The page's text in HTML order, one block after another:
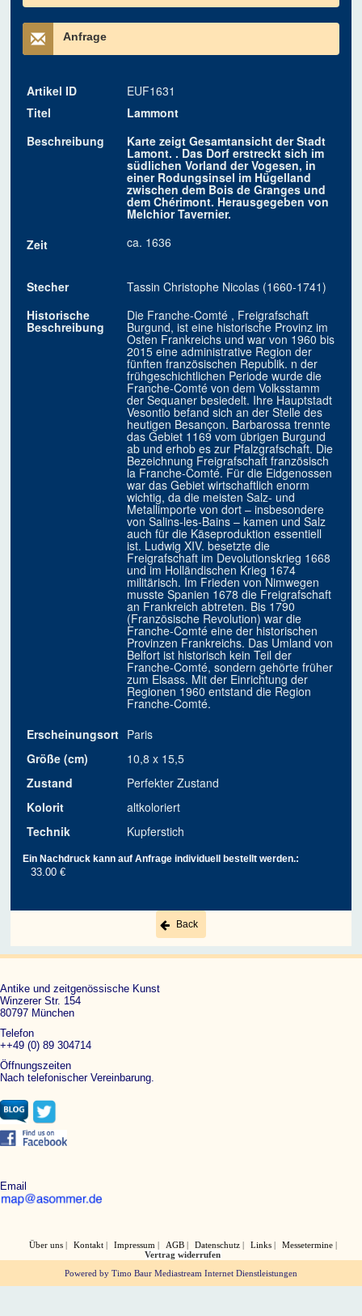
Anfrage
Artikel ID
EUF1631
Titel
Lammont
Beschreibung
Karte zeigt Gesamtansicht der Stadt
Lamont. . Das Dorf erstreckt sich im
südlichen Vorland der Vogesen, in
einer Rodungsinsel im Hügelland
zwischen dem Bois de Granges und
dem Chérimont. Herausgegeben von
Melchior Tavernier.
Zeit
ca. 1636
Stecher
Tassin Christophe Nicolas (1660-1741)
Historische
Beschreibung
Die Franche-Comté , Freigrafschaft
Burgund, ist eine historische Provinz im
Osten Frankreichs und war von 1960 bis
2015 eine administrative Region der
fünften französischen Republik. n der
frühgeschichtlichen Periode wurde die
Franche-Comté von dem Volksstamm
der Sequaner besiedelt. Ihre Hauptstadt
Vesontio befand sich an der Stelle des
heutigen Besançon. Barbarossa trennte
das Gebiet 1169 vom übrigen Burgund
ab und erhob es zur Pfalzgrafschaft. Die
Bezeichnung Freigrafschaft französisch
la Franche-Comté. Für die Eidgenossen
war das Gebiet wirtschaftlich enorm
wichtig, da die meisten Salz- und
Metallimporte von dort – insbesondere
von Salins-les-Bains – kamen und Salz
auch für die Käseproduktion essentiell
ist. Ludwig XIV. besetzte die
Freigrafschaft im Devolutionskrieg 1668
und im Holländischen Krieg 1674
militärisch. Im Frieden von Nimwegen
musste Spanien 1678 die Freigrafschaft
an Frankreich abtreten. Bis 1790
(Französische Revolution) war die
Franche-Comté eine der historischen
Provinzen Frankreichs. Das Umland von
Belfort ist historisch kein Teil der
Franche-Comté, sondern gehörte früher
zum Elsass. Mit der Einrichtung der
Regionen 1960 entstand die Region
Franche-Comté.
Erscheinungsort Paris
Größe (cm)
10,8 x 15,5
Zustand
Perfekter Zustand
Kolorit
altkoloriert
Technik
Kupferstich
Ein Nachdruck kann auf Anfrage individuell bestellt werden.:
33.00 €
Back
Antike und zeitgenössische Kunst
Winzerer Str. 154
80797 München
Telefon
++49 (0) 89 304714
Öffnungszeiten
Nach telefonischer Vereinbarung.
Email
Über uns Kontakt Impressum AGB Datenschutz Links
Messetermine
Vertrag widerrufen
Powered by Timo Baur Mediastream Internet Dienstleistungen